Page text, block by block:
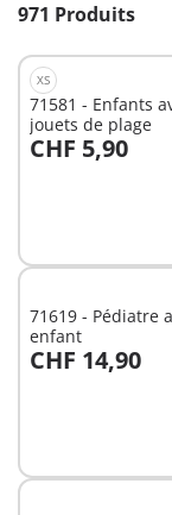
971 Produits
XS
71581 - Enfants
jouets de plage
CHF 5,90
Au panier
71619 - Pédiatre
enfant
CHF 14,90
Au panier